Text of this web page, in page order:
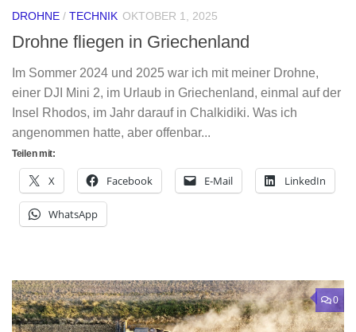
DROHNE / TECHNIK OKTOBER 1, 2025
Drohne fliegen in Griechenland
Im Sommer 2024 und 2025 war ich mit meiner Drohne,
einer DJI Mini 2, im Urlaub in Griechenland, einmal auf der
Insel Rhodos, im Jahr darauf in Chalkidiki. Was ich
angenommen hatte, aber offenbar...
Teilen mit:
X Facebook E-Mail LinkedIn
WhatsApp
0